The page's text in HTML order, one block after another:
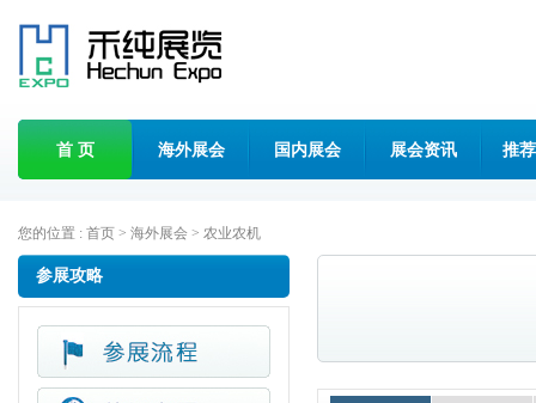
首 页 海外展会 国内展会 展会资讯 推
您的位置 : 首页 > 海外展会 > 农业农机
参展攻略